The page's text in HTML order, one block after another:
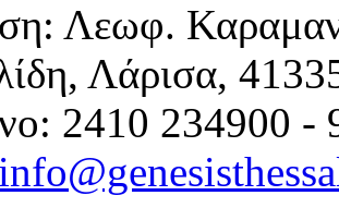
Λεωφ.
Λάρισα,
2410 234900 -